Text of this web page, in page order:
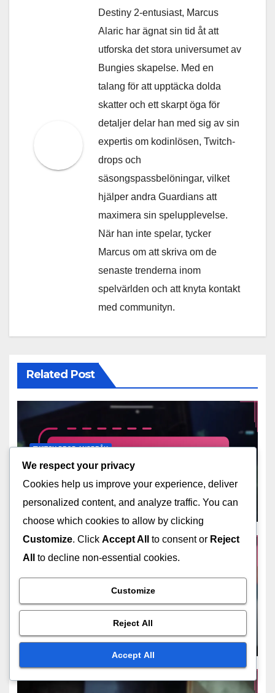
Destiny 2-entusiast, Marcus
Alaric har ägnat sin tid åt att
utforska det stora universumet av
Bungies skapelse. Med en
talang för att upptäcka dolda
skatter och ett skarpt öga för
detaljer delar han med sig av sin
expertis om kodinlösen, Twitch-
drops och
säsongspassbelöningar, vilket
hjälper andra Guardians att
maximera sin spelupplevelse.
När han inte spelar, tycker
Marcus om att skriva om de
senaste trenderna inom
spelvärlden och att knyta kontakt
med communityn.
Related Post
TWITCH DROP-ANSPRÅK
Destiny 2 Twitch-
kontolänkning: Steg-för-steg-
guide, Verifieringsprocess,
Vanliga misstag
MAR 12, 2026 MARCUS ALARIC
Destiny 2 Twitch Drop-
notifikationer: Hålla sig
informerad, Inställningar för
aviseringar,
Communityuppdateringar
MAR 6, 2026 MARCUS ALARIC
We respect your privacy
Cookies help us improve your experience, deliver
personalized content, and analyze traffic. You can
choose which cookies to allow by clicking
Customize. Click Accept All to consent or Reject
All
to decline non-essential cookies.
Customize
Reject All
Accept All